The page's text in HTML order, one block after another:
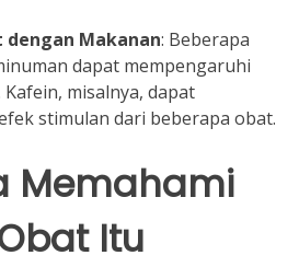
Makanan: Beberapa
dapat mempengaruhi
misalnya, dapat
stimulan dari beberapa obat.
Memahami
Itu